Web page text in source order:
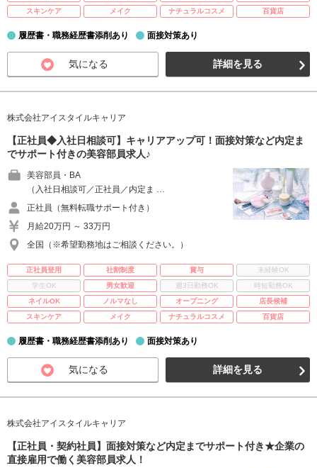
スキンケア
メイク ナチュラルコスメ 百貨店
履歴書・職務経歴書添削あり 面接対策あり
気になる 詳細を見る
株式会社アイスタイルキャリア
【正社員◆入社日相談可】キャリアアップ可！面接対策など内定ま
でサポート付きの美容部員求人♪
美容部員・BA
（入社日相談可／正社員／内定ま …
正社員（無料転職サポート付き）
月給20万円 ～ 33万円
全国（※希望勤務地はご相談ください。）
正社員登用 社割制度 賞与
未経験OK
学生OK
男女歓迎 週3日勤務OK
時短勤務OK
ネイルOK
ノルマなし オープニング
店長候補
スキンケア
メイク ナチュラルコスメ 百貨店
履歴書・職務経歴書添削あり 面接対策あり
気になる 詳細を見る
株式会社アイスタイルキャリア
【正社員・契約社員】面接対策など内定までサポート付き★企業の
直接雇用で働く美容部員求人！